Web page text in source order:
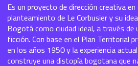
Es un proyecto de dirección creativa
planteamiento de Le Corbusier y su
Bogotá como ciudad ideal, a través de
ficción. Con base en el Plan Territorial
en los años 1950 y la experiencia
construye una distopía bogotana que